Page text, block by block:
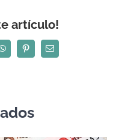
artículo!
WhatsAppPinterestCorreo
electrónico